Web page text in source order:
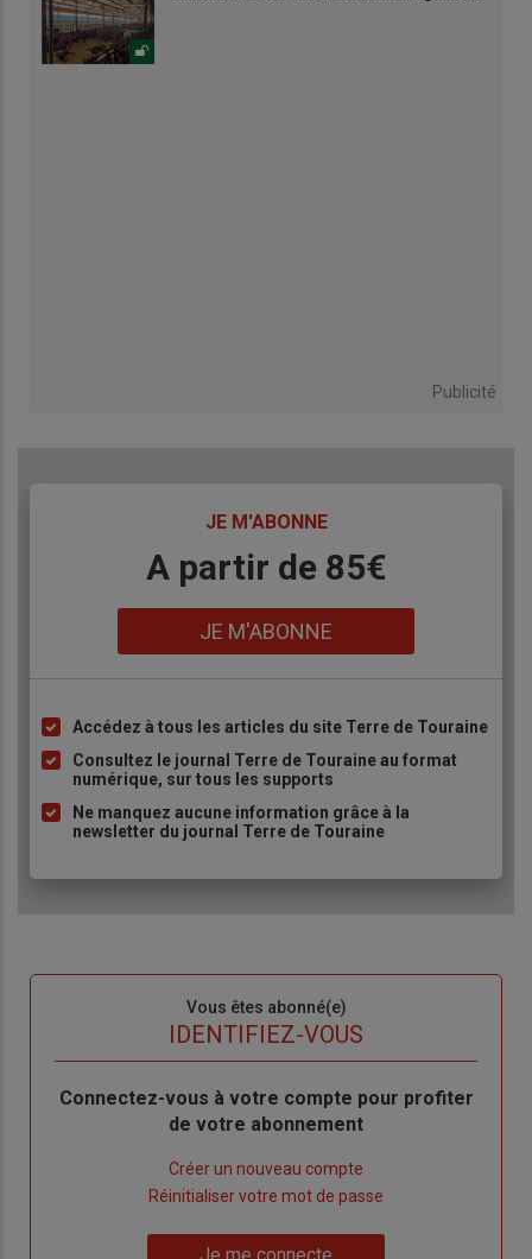
Publicité
JE M'ABONNE
A partir de 85€
JE M'ABONNE
Liste
à
puce
Accédez à tous les articles du site Terre de Touraine
Consultez le journal Terre de Touraine au format
numérique, sur tous les supports
Ne manquez aucune information grâce à la
newsletter du journal Terre de Touraine
Vous êtes abonné(e)
IDENTIFIEZ-VOUS
Body
Connectez-vous à votre compte pour profiter
de votre abonnement
Créer un nouveau compte
Réinitialiser votre mot de passe